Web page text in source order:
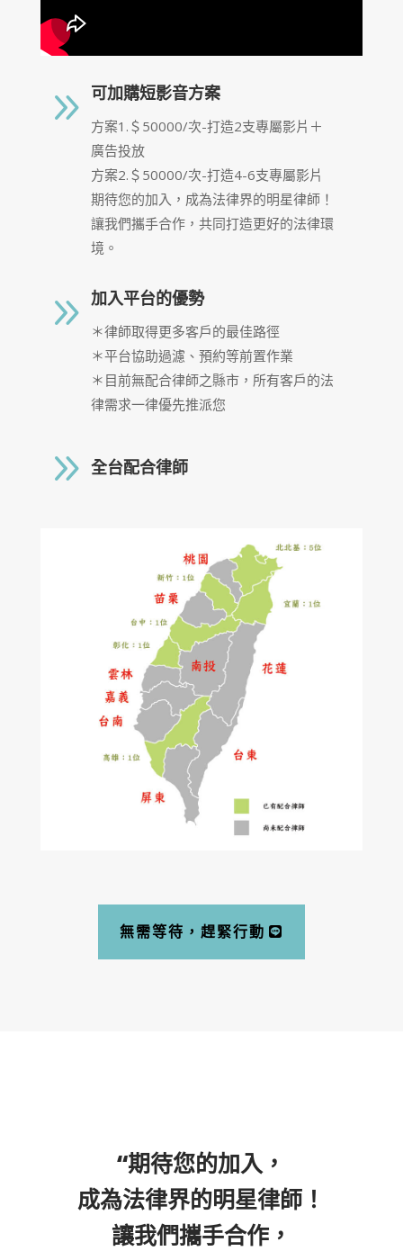
9 可加購短影音方案
方案1.＄50000/次-打造2支專屬影片＋
廣告投放
方案2.＄50000/次-打造4-6支專屬影片
期待您的加入，成為法律界的明星律師！
讓我們攜手合作，共同打造更好的法律環
境。
9 加入平台的優勢
＊律師取得更多客戶的最佳路徑
＊平台協助過濾、預約等前置作業
＊目前無配合律師之縣市，所有客戶的法
律需求一律優先推派您
9 全台配合律師
無需等待，趕緊行動
“期待您的加入，
成為法律界的明星律師！
讓我們攜手合作，